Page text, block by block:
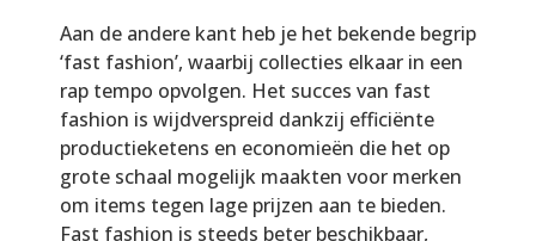
Aan de andere kant heb je het bekende begrip
‘fast fashion’, waarbij collecties elkaar in een
rap tempo opvolgen. Het succes van fast
fashion is wijdverspreid dankzij efficiënte
productieketens en economieën die het op
grote schaal mogelijk maakten voor merken
om items tegen lage prijzen aan te bieden.
Fast fashion is steeds beter beschikbaar,